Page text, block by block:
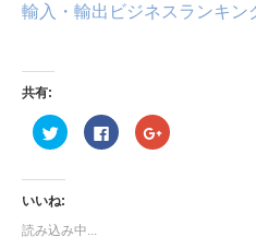
輸入・輸出ビジネスランキン
共有:
ク
リ
し
て
Twitter
共
Facebook
で
ク
リ
いいね:
読み込み中...